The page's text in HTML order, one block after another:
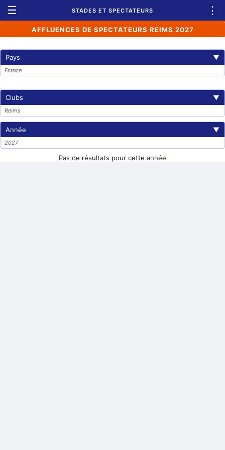
☰ STADES ET SPECTATEURS ⋮
AFFLUENCES DE SPECTATEURS REIMS 2027
Pays ▼
France
Clubs ▼
Reims
Année ▼
2027
Pas de résultats pour cette année